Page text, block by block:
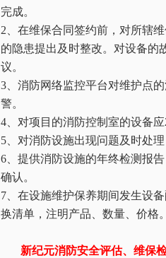
完成。
2、在维保合同签约前，对所辖
的隐患提出及时整改。对设备的
议。
3、消防网络监控平台对维护点
警。
4、对项目的消防控制室的设备
5、对消防设施出现问题及时处
6、提供消防设施的年终检测报
确认。
7、在设施维护保养期间发生设
换清单，注明产品、数量、价格。
新纪元消防安全评估、维保